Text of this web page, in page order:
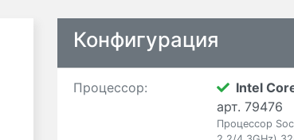
Конфигурация
Процессор:
Intel
арт. 79476
Процессор